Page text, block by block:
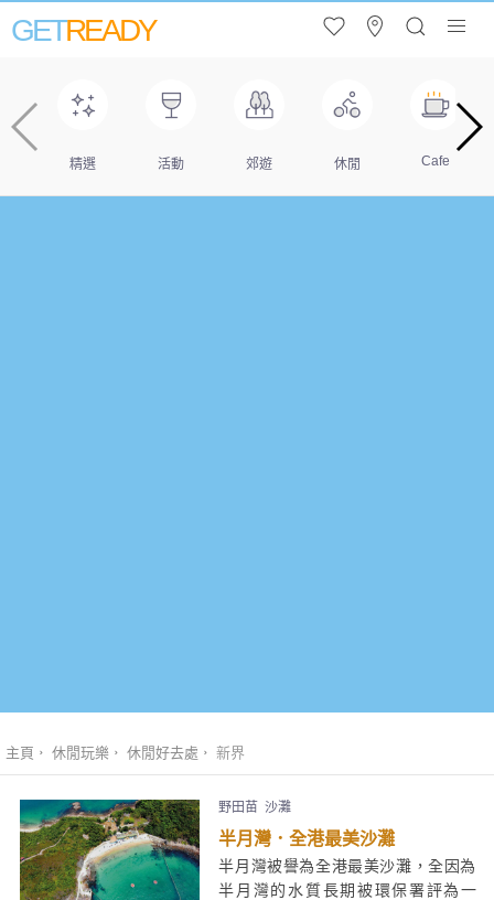
GETREADY
精選 活動 郊遊 休閒 Cafe
主頁 休閒玩樂 休閒好去處 新界
野田苗 沙灘
半月灣．全港最美沙灘
半月灣被譽為全港最美沙灘，全因為
半月灣的水質長期被環保署評為一